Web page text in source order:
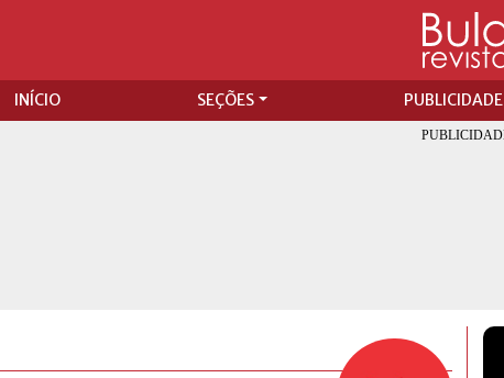
INÍCIO SEÇÕES PUBLICIDADE